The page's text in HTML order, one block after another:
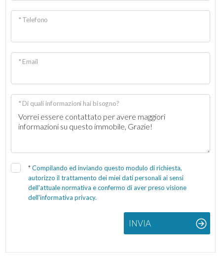
* Telefono
* Email
* Di quali informazioni hai bisogno?
*Compilando ed inviando questo modulo di richiesta,
autorizzo il trattamento dei miei dati personali ai sensi
dell'attuale normativa e confermo di aver preso visione
dell'informativa privacy.
INVIA